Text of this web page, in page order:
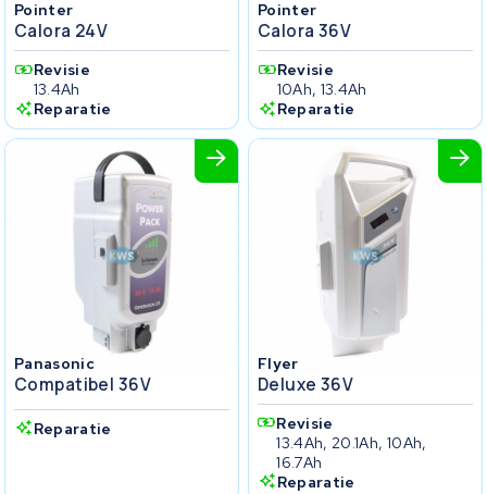
Pointer
Calora 24V
Revisie
13.4Ah
Reparatie
Pointer
Calora 36V
Revisie
10Ah, 13.4Ah
Reparatie
Panasonic
Compatibel 36V
Reparatie
Flyer
Deluxe 36V
Revisie
13.4Ah, 20.1Ah, 10Ah,
16.7Ah
Reparatie